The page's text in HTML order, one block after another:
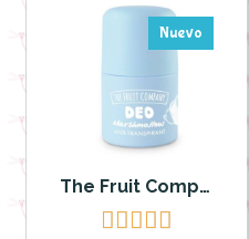
Nuevo
The Fruit Company - Deo Roll On Nube de Colores Antitranspirante Soft Touch
